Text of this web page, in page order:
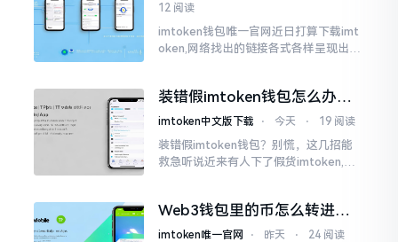
12 阅读
imtoken钱包唯一官网近日打算下载imt
oken,网络找出的链接各式各样呈现出乱
直忐忑不安。我折腾了好些日子
装错假imtoken钱包怎么办？
别慌，快卸载，这几招能救急
imtoken中文版下载 ⋅ 今天 ⋅ 19 阅读
装错假imtoken钱包？别慌，这几招能
救急听说近来有人下了假货imtoken,心
是陷阱。
Web3钱包里的币怎么转进
imToken？别慌，三步搞定
imtoken唯一官网 ⋅ 昨天 ⋅ 24 阅读